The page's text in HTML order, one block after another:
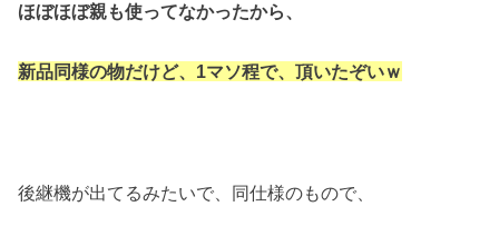
ほぼほぼ親も使ってなかったから、
新品同様の物だけど、1マソ程で、頂いたぞいｗ
後継機が出てるみたいで、同仕様のもので、